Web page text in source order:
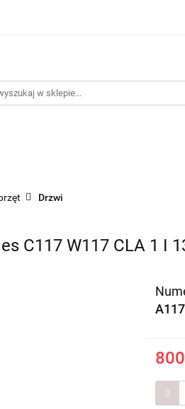
Drzwi
C117 W117 CLA 1 I